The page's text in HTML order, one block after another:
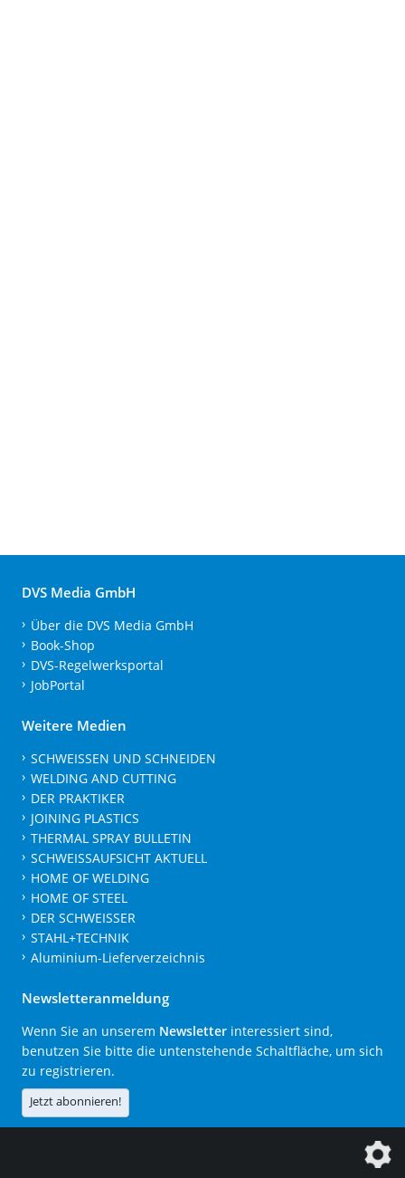
DVS Media GmbH
Über die DVS Media GmbH
Book-Shop
DVS-Regelwerksportal
JobPortal
Weitere Medien
SCHWEISSEN UND SCHNEIDEN
WELDING AND CUTTING
DER PRAKTIKER
JOINING PLASTICS
THERMAL SPRAY BULLETIN
SCHWEISSAUFSICHT AKTUELL
HOME OF WELDING
HOME OF STEEL
DER SCHWEISSER
STAHL+TECHNIK
Aluminium-Lieferverzeichnis
Newsletteranmeldung
Wenn Sie an unserem Newsletter interessiert sind,
benutzen Sie bitte die untenstehende Schaltfläche, um sich
zu registrieren.
Jetzt abonnieren!